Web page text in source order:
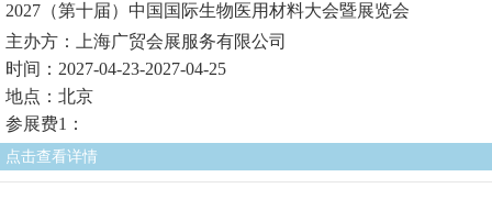
2027（第十届）中国国际生物医用材料大会暨展览会
主办方：上海广贸会展服务有限公司
时间：2027-04-23-2027-04-25
地点：北京
参展费1：
点击查看详情